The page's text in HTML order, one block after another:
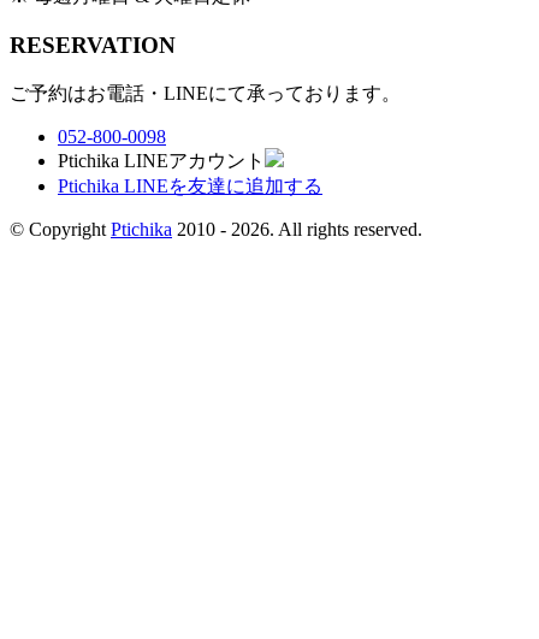
RESERVATION
ご予約はお電話・LINEにて承っております。
052-800-0098
Ptichika LINEアカウント
Ptichika LINEを友達に追加する
© Copyright Ptichika 2010 - 2026. All rights reserved.